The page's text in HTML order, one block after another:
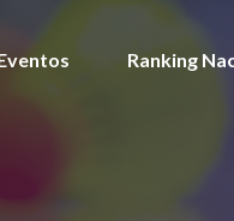
Ranking